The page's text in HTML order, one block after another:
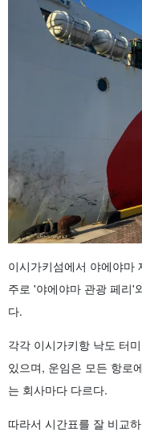
이시가키섬에서 야에야마
주로 '야에야마 관광 페리'
다.
각각 이시가키항 낙도 터
있으며, 운임은 모든 항로
는 회사마다 다르다.
따라서 시간표를 잘 비교